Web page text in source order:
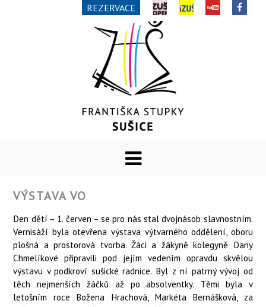
REZERVACE
VÝSTAVA VO
Den dětí – 1. červen – se pro nás stal dvojnásob slavnostním.
Vernisáží byla otevřena výstava výtvarného oddělení, oboru
plošná a prostorová tvorba. Žáci a žákyně kolegyně Dany
Chmelíkové připravili pod jejím vedením opravdu skvělou
výstavu v podkroví sušické radnice. Byl z ní patrný vývoj od
těch nejmenších žáčků až po absolventky. Těmi byla v
letošním roce Božena Hrachová, Markéta Bernášková, za